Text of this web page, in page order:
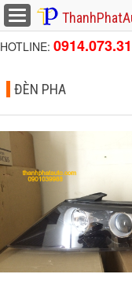
button
HOTLINE:
ĐÈN PHA